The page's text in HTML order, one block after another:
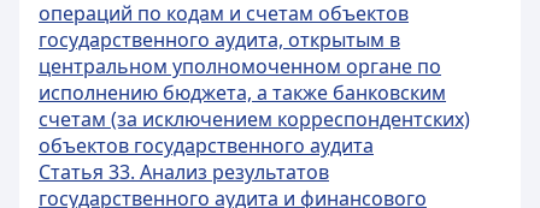
операций по кодам и счетам объектов
государственного аудита, открытым в
центральном уполномоченном органе по
исполнению бюджета, а также банковским
счетам (за исключением корреспондентских)
объектов государственного аудита
Статья 33. Анализ результатов
государственного аудита и финансового